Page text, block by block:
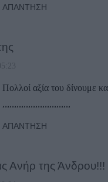
ΑΠΆΝΤΗΣΗ
Πολλοί αξία του δίνουμε
,,,,,,,,,,,,,,,,,,,,,,,,,,,,,
ΑΠΆΝΤΗΣΗ
Ανήρ της Άνδρου!!!